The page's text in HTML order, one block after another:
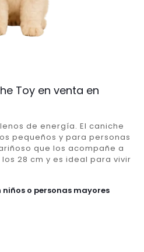
Toy en venta en
de energía. El caniche
pequeños y para personas
que los acompañe a
28 cm y es ideal para vivir
o personas mayores